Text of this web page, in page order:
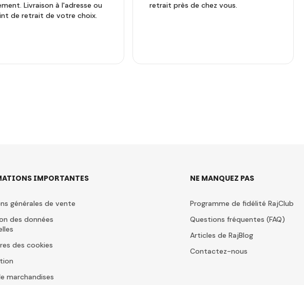
Livraison à l'adresse ou
de retrait de votre choix.
retrait près de chez vous.
IMPORTANTES
générales de vente
des données
des cookies
marchandises
NE MANQUEZ PAS
Programme de fidélité RajClub
Questions fréquentes (FAQ)
Articles de RajBlog
Contactez-nous